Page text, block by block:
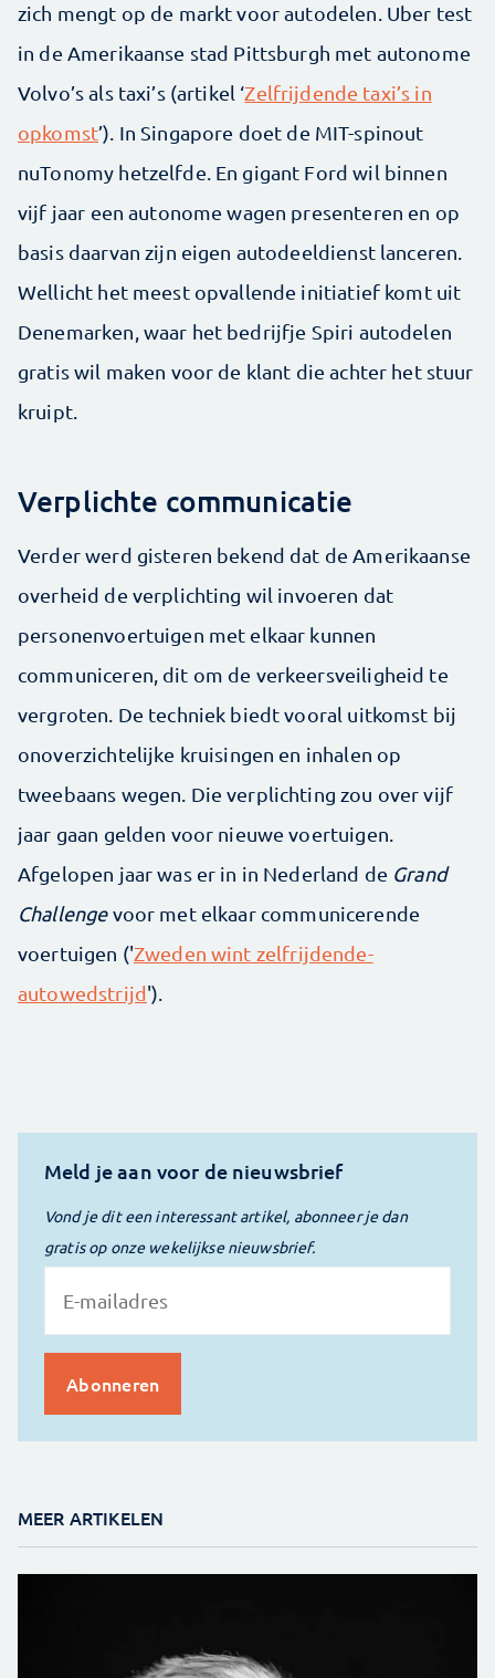
zich mengt op de markt voor autodelen. Uber test
in de Amerikaanse stad Pittsburgh met autonome
Volvo’s als taxi’s (artikel ‘Zelfrijdende taxi’s in
opkomst’). In Singapore doet de MIT-spinout
nuTonomy hetzelfde. En gigant Ford wil binnen
vijf jaar een autonome wagen presenteren en op
basis daarvan zijn eigen autodeeldienst lanceren.
Wellicht het meest opvallende initiatief komt uit
Denemarken, waar het bedrijfje Spiri autodelen
gratis wil maken voor de klant die achter het stuur
kruipt.
Verplichte communicatie
Verder werd gisteren bekend dat de Amerikaanse
overheid de verplichting wil invoeren dat
personenvoertuigen met elkaar kunnen
communiceren, dit om de verkeersveiligheid te
vergroten. De techniek biedt vooral uitkomst bij
onoverzichtelijke kruisingen en inhalen op
tweebaans wegen. Die verplichting zou over vijf
jaar gaan gelden voor nieuwe voertuigen.
Afgelopen jaar was er in in Nederland de Grand
Challengevoor met elkaar communicerende
voertuigen ('Zweden wint zelfrijdende-
autowedstrijd').
Meld je aan voor de nieuwsbrief
Vond je dit een interessant artikel, abonneer je dan
gratis op onze wekelijkse nieuwsbrief.
MEER ARTIKELEN